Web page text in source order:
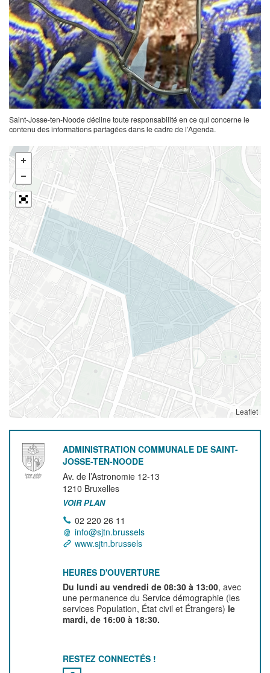
Saint-Josse-ten-Noode décline toute responsabilité en ce qui concerne le
contenu des informations partagées dans le cadre de l’Agenda.
Leaflet
ADMINISTRATION COMMUNALE DE SAINT-
JOSSE-TEN-NOODE
Av. de l’Astronomie 12-13
1210 Bruxelles
VOIR PLAN
02 220 26 11
info@sjtn.brussels
www.sjtn.brussels
HEURES D'OUVERTURE
Du lundi au vendredi de 08:30 à 13:00, avec
une permanence du Service démographie (les
services Population, État civil et Étrangers) le
mardi, de 16:00 à 18:30.
RESTEZ CONNECTÉS !